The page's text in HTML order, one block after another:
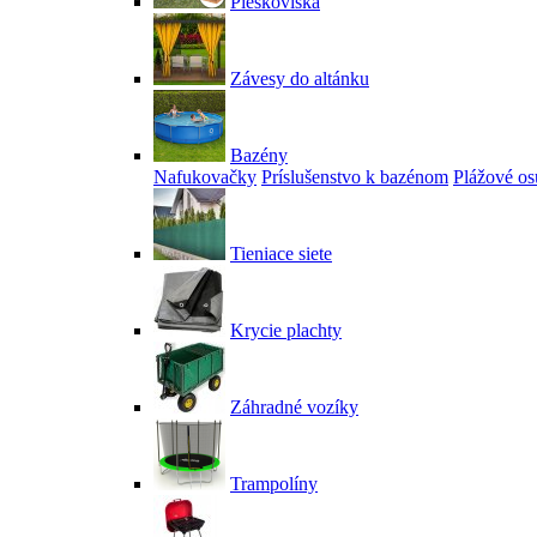
Závesy do altánku
Bazény
Nafukovačky Príslušenstvo k bazénom Plážové
Tieniace siete
Krycie plachty
Záhradné vozíky
Trampolíny